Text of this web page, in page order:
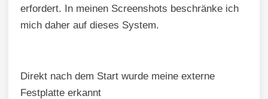
erfordert. In meinen Screenshots beschränke ich
mich daher auf dieses System.
Direkt nach dem Start wurde meine externe
Festplatte erkannt